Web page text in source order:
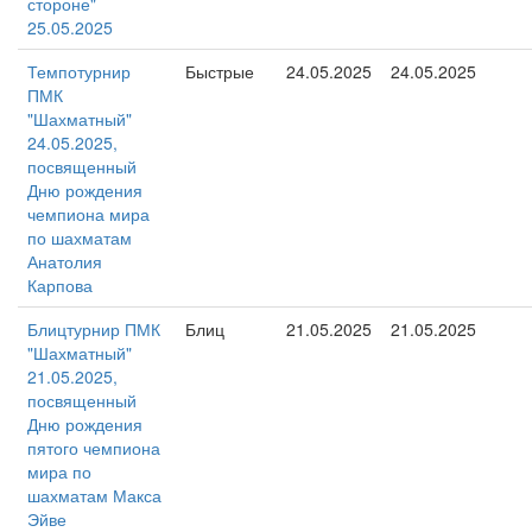
25.05.2025
Темпотурнир
ПМК
"Шахматный"
24.05.2025,
посвященный
Дню рождения
чемпиона мира
по шахматам
Анатолия
Карпова
Быстрые 24.05.2025 24.05.2025
Блицтурнир ПМК
"Шахматный"
21.05.2025,
посвященный
Дню рождения
пятого чемпиона
мира по
шахматам Макса
Эйве
Блиц 21.05.2025 21.05.2025